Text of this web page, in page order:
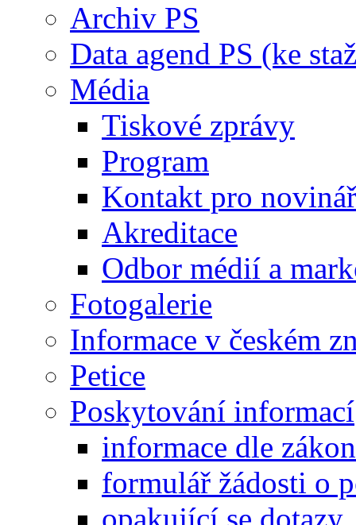
Archiv PS
Data agend PS (ke
Média
Tiskové zprávy
Program
Kontakt pro
Akreditace
Odbor médií a
Fotogalerie
Informace v českém
Petice
Poskytování informací
informace dle
formulář žádosti o
opakující se dotazy